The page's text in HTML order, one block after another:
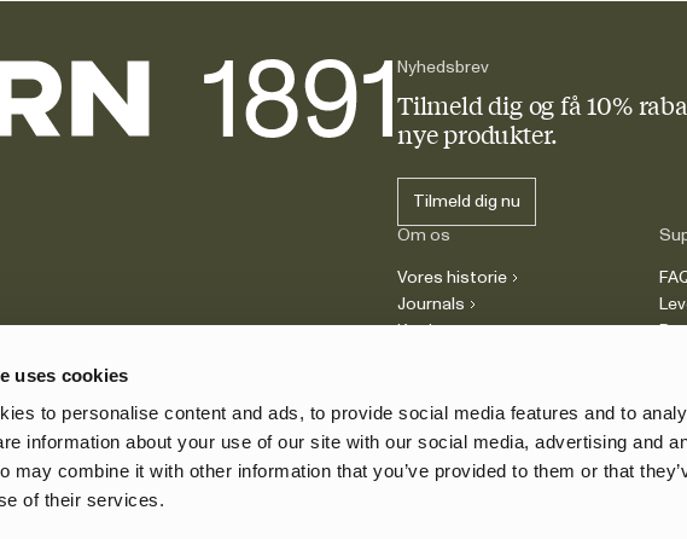
uses cookies
to personalise content and ads, to provide social media features and to
information about your use of our site with our social media, advertising and
may combine it with other information that you’ve provided to them or that
of their services.
Nyhedsbrev
Tilmeld dig og få 10%
nye produkter.
Tilmeld dig nu
Om os
Vores historie
Journals